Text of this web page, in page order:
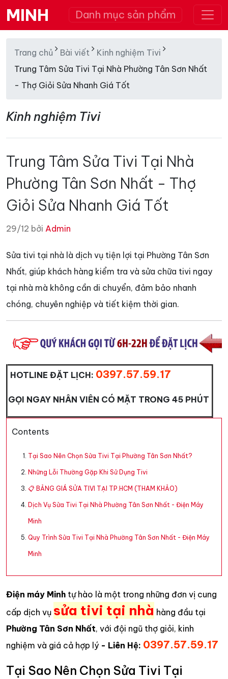
MINH Danh mục sản phẩm
Trang chủ Bài viết
Kinh nghiệm Tivi
Trung Tâm Sửa Tivi Tại Nhà Phường Tân Sơn Nhất
- Thợ Giỏi Sửa Nhanh Giá Tốt
Kinh nghiệm Tivi
Trung Tâm Sửa Tivi Tại Nhà
Phường Tân Sơn Nhất - Thợ
Giỏi Sửa Nhanh Giá Tốt
29/12 bởi Admin
Sửa tivi tại nhà là dịch vụ tiện lợi tại Phường Tân Sơn
Nhất, giúp khách hàng kiểm tra và sửa chữa tivi ngay
tại nhà mà không cần di chuyển, đảm bảo nhanh
chóng, chuyên nghiệp và tiết kiệm thời gian.
HOTLINE ĐẶT LỊCH: 0397.57.59.17
GỌI NGAY NHÂN VIÊN CÓ MẶT TRONG 45 PHÚT
Contents
Tại Sao Nên Chọn Sửa Tivi Tại Phường Tân Sơn Nhất?
Những Lỗi Thường Gặp Khi Sử Dụng Tivi
📋 BẢNG GIÁ SỬA TIVI TẠI TP.HCM (THAM KHẢO)
Dịch Vụ Sửa Tivi Tại Nhà Phường Tân Sơn Nhất - Điện Máy
Minh
Quy Trình Sửa Tivi Tại Nhà Phường Tân Sơn Nhất - Điện Máy
Minh
Điện máy Minh tự hào là một trong những đơn vị cung
cấp dịch vụ sửa tivi tại nhà hàng đầu tại
Phường Tân Sơn Nhất, với đội ngũ thợ giỏi, kinh
nghiệm và giá cả hợp lý - Liên Hệ: 0397.57.59.17
Tại Sao Nên Chọn Sửa Tivi Tại